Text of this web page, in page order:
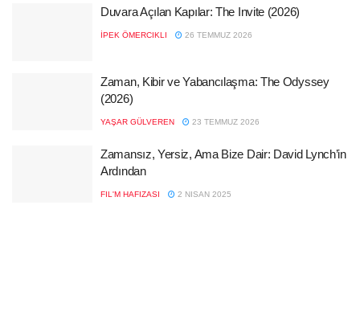
Duvara Açılan Kapılar: The Invite (2026)
İPEK ÖMERCIKLI 26 TEMMUZ 2026
Zaman, Kibir ve Yabancılaşma: The Odyssey
(2026)
YAŞAR GÜLVEREN 23 TEMMUZ 2026
Zamansız, Yersiz, Ama Bize Dair: David Lynch’in
Ardından
FIL'M HAFIZASI 2 NISAN 2025